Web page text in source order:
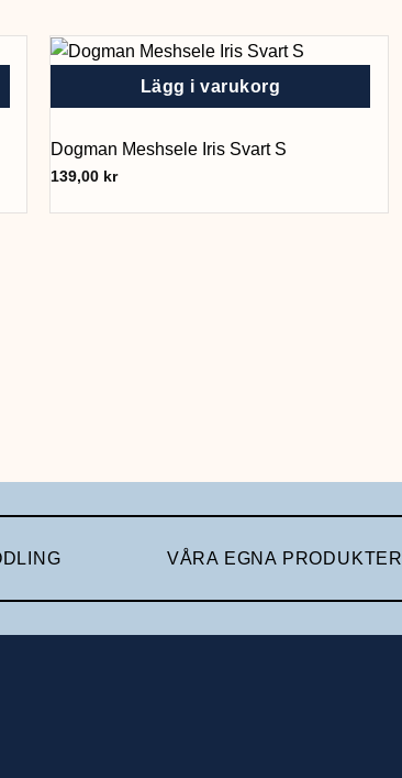
Lägg i varukorg
Dogman Meshsele Iris Svart S
139,00 kr
VÅRA EGNA PRODUKTER